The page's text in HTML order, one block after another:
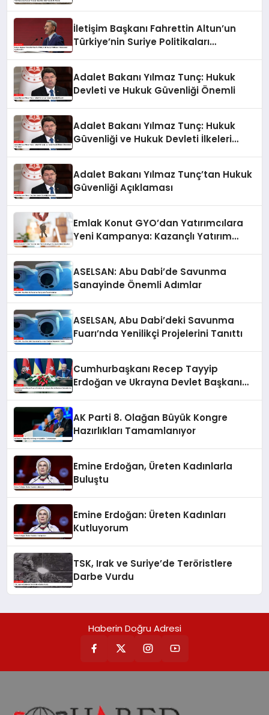
İletişim Başkanı Fahrettin Altun’un
Türkiye’nin Suriye Politikaları
Adalet Bakanı Yılmaz Tunç: Hukuk
Devleti ve Hukuk Güvenliği Önemli
Adalet Bakanı Yılmaz Tunç: Hukuk
Güvenliği ve Hukuk Devleti İlkeleri
Adalet Bakanı Yılmaz Tunç’tan Hukuk
Güvenliği Açıklaması
Emlak Konut GYO’dan Yatırımcılara
Yeni Kampanya: Kazançlı Yatırım
ASELSAN: Abu Dabi’de Savunma
Sanayinde Önemli Adımlar
ASELSAN, Abu Dabi’deki Savunma
Fuarı’nda Yenilikçi Projelerini Tanıttı
Cumhurbaşkanı Recep Tayyip
Erdoğan ve Ukrayna Devlet Başkanı
AK Parti 8. Olağan Büyük Kongre
Hazırlıkları Tamamlanıyor
Emine Erdoğan, Üreten Kadınlarla
Buluştu
Emine Erdoğan: Üreten Kadınları
Kutluyorum
TSK, Irak ve Suriye’de Teröristlere
Darbe Vurdu
Haberin Doğru Adresi